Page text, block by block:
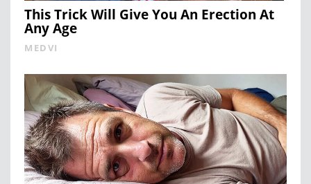
This Trick Will Give You An Erection At
Any Age
MEDVI